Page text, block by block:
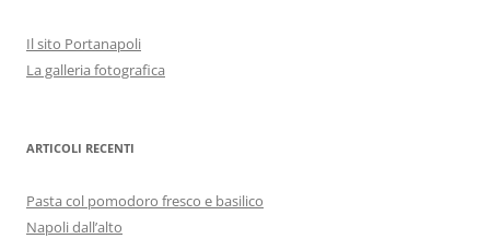
Il sito Portanapoli
La galleria fotografica
ARTICOLI RECENTI
Pasta col pomodoro fresco e basilico
Napoli dall’alto